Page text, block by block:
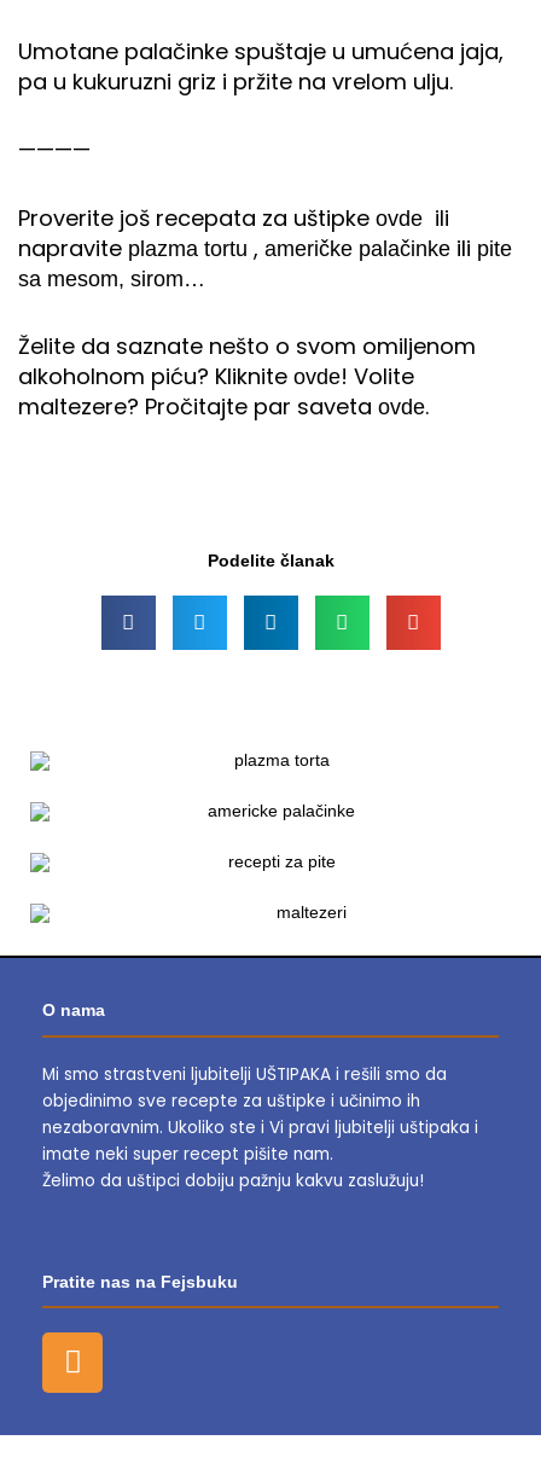
Umotane palačinke spuštaje u umućena jaja,
pa u kukuruzni griz i pržite na vrelom ulju.
————
Proverite još recepata za uštipke ovde ili
napravite plazma tortu , američke palačinke ili pite
sa mesom, sirom…
Želite da saznate nešto o svom omiljenom
alkoholnom piću? Kliknite ovde! Volite
maltezere? Pročitajte par saveta ovde.
Podelite članak
O nama
Mi smo strastveni ljubitelji UŠTIPAKA i rešili smo da
objedinimo sve recepte za uštipke i učinimo ih
nezaboravnim. Ukoliko ste i Vi pravi ljubitelji uštipaka i
imate neki super recept pišite nam.
Želimo da uštipci dobiju pažnju kakvu zaslužuju!
Pratite nas na Fejsbuku
F
a
e